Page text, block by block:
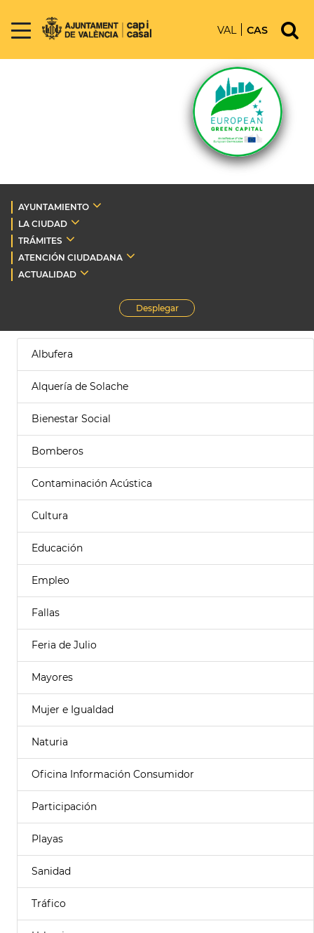
VAL CAS
AYUNTAMIENTO
LA CIUDAD
TRÁMITES
ATENCIÓN CIUDADANA
ACTUALIDAD
Desplegar
Albufera
Alquería de Solache
Bienestar Social
Bomberos
Contaminación Acústica
Cultura
Educación
Empleo
Fallas
Feria de Julio
Mayores
Mujer e Igualdad
Naturia
Oficina Información Consumidor
Participación
Playas
Sanidad
Tráfico